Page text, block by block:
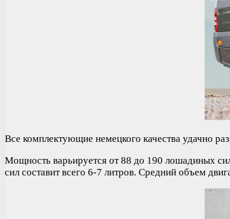
Все комплектующие немецкого качества удачно
Мощность варьируется от 88 до 190 лошадиных
сил составит всего 6-7 литров. Средний объем